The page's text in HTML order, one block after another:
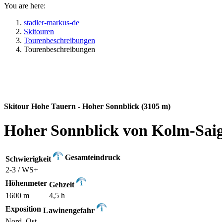
You are here:
stadler-markus-de
Skitouren
Tourenbeschreibungen
Tourenbeschreibungen
Skitour Hohe Tauern - Hoher Sonnblick (3105 m)
Hoher Sonnblick von Kolm-
Schwierigkeit
Gesamteindruck
2-3 / WS+
Höhenmeter Gehzeit
1600 m
4,5 h
Exposition Lawinengefahr